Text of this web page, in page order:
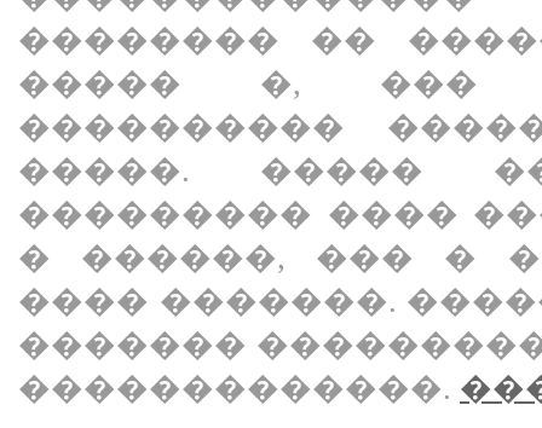
�������� ��
����� �, ���
����������
�����. �����
��������� ����
� ������, ��� �
���� �������.
�������
�������������.